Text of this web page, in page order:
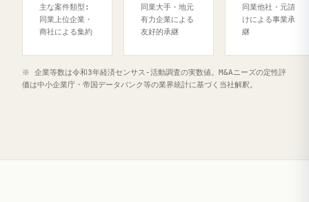
主な案件類型:
同業上位企業・
商社による集約
同業大手・地元
有力企業による
友好的承継
同業他社・元請
けによる事業承
継
※ 企業等数は令和3年経済センサス‐活動調査の実数値。M&Aニーズの定性評
価は中小企業庁・帝国データバンク等の業界統計に基づく当社解釈。